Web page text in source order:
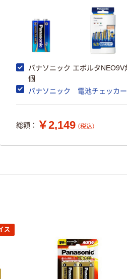
パナソニック エボルタ
個
パナソニック 電池チェッカ
総額： ￥2,149 （税込）
ス